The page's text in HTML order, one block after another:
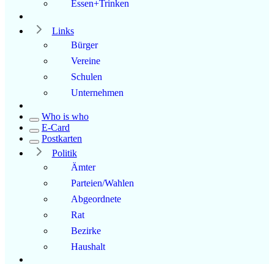
Essen+Trinken
Links
Bürger
Vereine
Schulen
Unternehmen
Who is who
E-Card
Postkarten
Politik
Ämter
Parteien/Wahlen
Abgeordnete
Rat
Bezirke
Haushalt